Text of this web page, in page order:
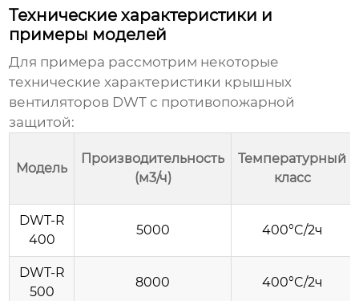
Технические характеристики и
примеры моделей
Для примера рассмотрим некоторые
технические характеристики крышных
вентиляторов DWT с противопожарной
защитой:
Модель
Производительность
(м3/ч)
Температурный
класс
DWT-R
400
5000 400°C/2ч
DWT-R
500
8000 400°C/2ч